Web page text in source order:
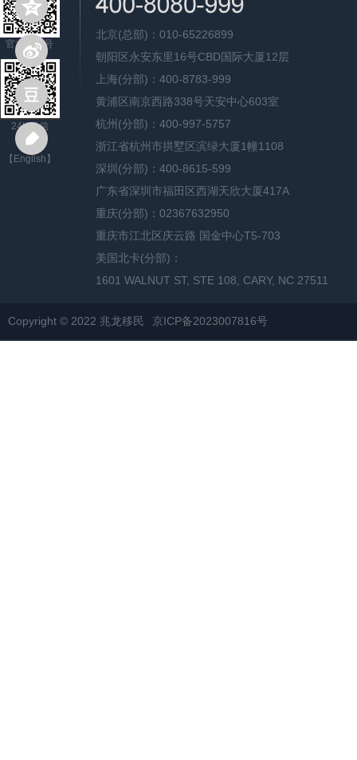
官方公众号
24H微信
【English】
北京(总部)：010-65226899
朝阳区永安东里16号CBD国际大厦12层
上海(分部)：400-8783-999
黄浦区南京西路338号天安中心603室
杭州(分部)：400-997-5757
浙江省杭州市拱墅区滨绿大厦1幢1108
深圳(分部)：400-8615-599
广东省深圳市福田区西湖天欣大厦417A
重庆(分部)：02367632950
重庆市江北区庆云路 国金中心T5-703
美国北卡(分部)：
1601 WALNUT ST, STE 108, CARY, NC 27511
Copyright © 2022 兆龙移民 京ICP备2023007816号